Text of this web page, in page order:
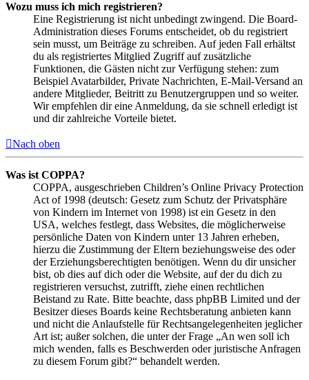
Wozu muss ich mich registrieren?
Eine Registrierung ist nicht unbedingt zwingend. Die Board-
Administration dieses Forums entscheidet, ob du registriert
sein musst, um Beiträge zu schreiben. Auf jeden Fall erhältst
du als registriertes Mitglied Zugriff auf zusätzliche
Funktionen, die Gästen nicht zur Verfügung stehen: zum
Beispiel Avatarbilder, Private Nachrichten, E-Mail-Versand an
andere Mitglieder, Beitritt zu Benutzergruppen und so weiter.
Wir empfehlen dir eine Anmeldung, da sie schnell erledigt ist
und dir zahlreiche Vorteile bietet.
Nach oben
Was ist COPPA?
COPPA, ausgeschrieben Children’s Online Privacy Protection
Act of 1998 (deutsch: Gesetz zum Schutz der Privatsphäre
von Kindern im Internet von 1998) ist ein Gesetz in den
USA, welches festlegt, dass Websites, die möglicherweise
persönliche Daten von Kindern unter 13 Jahren erheben,
hierzu die Zustimmung der Eltern beziehungsweise des oder
der Erziehungsberechtigten benötigen. Wenn du dir unsicher
bist, ob dies auf dich oder die Website, auf der du dich zu
registrieren versuchst, zutrifft, ziehe einen rechtlichen
Beistand zu Rate. Bitte beachte, dass phpBB Limited und der
Besitzer dieses Boards keine Rechtsberatung anbieten kann
und nicht die Anlaufstelle für Rechtsangelegenheiten jeglicher
Art ist; außer solchen, die unter der Frage „An wen soll ich
mich wenden, falls es Beschwerden oder juristische Anfragen
zu diesem Forum gibt?“ behandelt werden.